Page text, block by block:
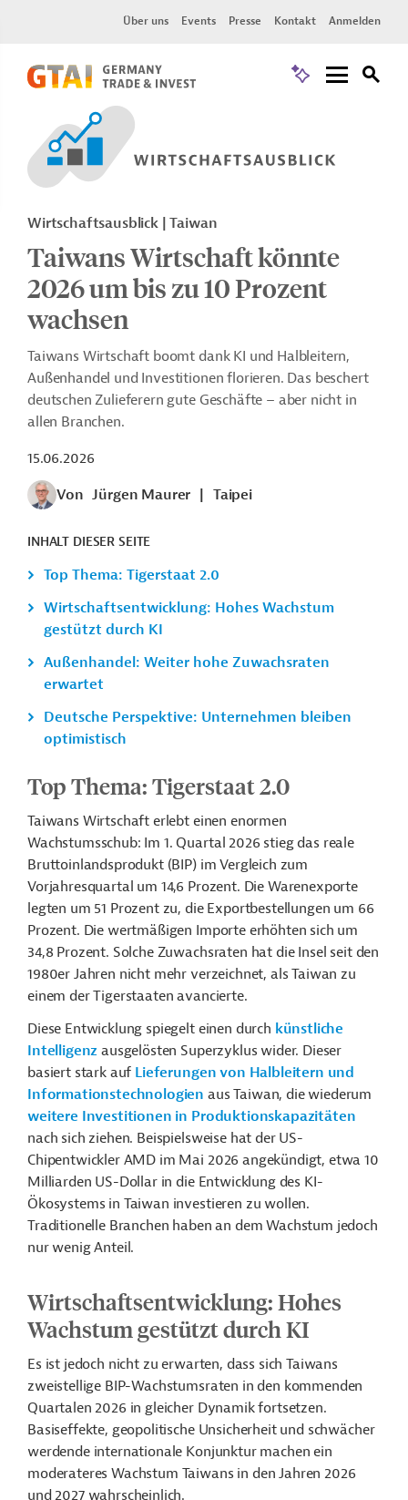
Über uns Events Presse Kontakt Anmelden
Wirtschaftsausblick | Taiwan
Taiwans Wirtschaft könnte
2026 um bis zu 10 Prozent
wachsen
Taiwans Wirtschaft boomt dank KI und Halbleitern,
Außenhandel und Investitionen florieren. Das beschert
deutschen Zulieferern gute Geschäfte – aber nicht in
allen Branchen.
15.06.2026
Von Jürgen Maurer Taipei
INHALT DIESER SEITE
Top Thema: Tigerstaat 2.0
Wirtschaftsentwicklung: Hohes Wachstum
gestützt durch KI
Außenhandel: Weiter hohe Zuwachsraten
erwartet
Deutsche Perspektive: Unternehmen bleiben
optimistisch
Top Thema: Tigerstaat 2.0
Taiwans Wirtschaft erlebt einen enormen
Wachstumsschub: Im 1. Quartal 2026 stieg das reale
Bruttoinlandsprodukt (BIP) im Vergleich zum
Vorjahresquartal um 14,6 Prozent. Die Warenexporte
legten um 51 Prozent zu, die Exportbestellungen um 66
Prozent. Die wertmäßigen Importe erhöhten sich um
34,8 Prozent. Solche Zuwachsraten hat die Insel seit den
1980er Jahren nicht mehr verzeichnet, als Taiwan zu
einem der Tigerstaaten avancierte.
Diese Entwicklung spiegelt einen durch künstliche
Intelligenz ausgelösten Superzyklus wider. Dieser
basiert stark auf Lieferungen von Halbleitern und
Informationstechnologien aus Taiwan, die wiederum
weitere Investitionen in Produktionskapazitäten
nach sich ziehen. Beispielsweise hat der US-
Chipentwickler AMD im Mai 2026 angekündigt, etwa 10
Milliarden US-Dollar in die Entwicklung des KI-
Ökosystems in Taiwan investieren zu wollen.
Traditionelle Branchen haben an dem Wachstum jedoch
nur wenig Anteil.
Wirtschaftsentwicklung: Hohes
Wachstum gestützt durch KI
Es ist jedoch nicht zu erwarten, dass sich Taiwans
zweistellige BIP-Wachstumsraten in den kommenden
Quartalen 2026 in gleicher Dynamik fortsetzen.
Basiseffekte, geopolitische Unsicherheit und schwächer
werdende internationale Konjunktur machen ein
moderateres Wachstum Taiwans in den Jahren 2026
und 2027 wahrscheinlich.